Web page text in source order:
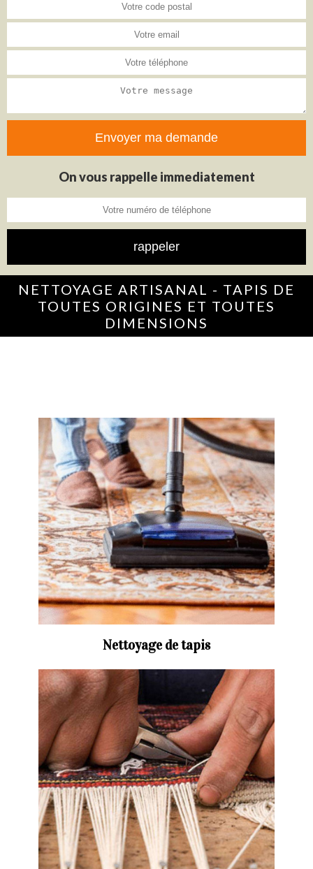
On vous rappelle immediatement
NETTOYAGE ARTISANAL - TAPIS DE
TOUTES ORIGINES ET TOUTES
DIMENSIONS
Nettoyage de tapis